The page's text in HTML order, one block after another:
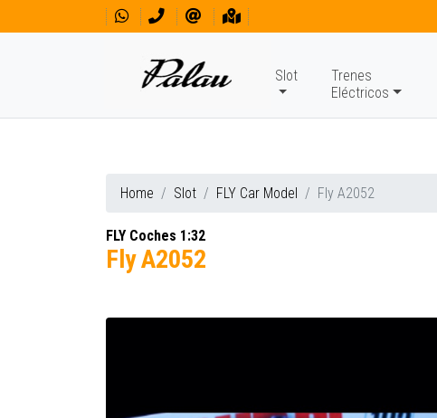
Slot
Trenes
Eléctricos
Home Slot FLY Car Model Fly A2052
FLY Coches 1:32
Fly A2052